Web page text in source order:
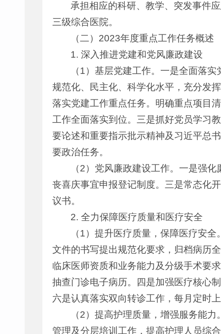
承担相应的科研、教学、突发事件
三级综合医院。
（二）2023年度重点工作任务概述
1. 深入推进党建和党风廉政建设
（1）基层党建工作。一是全面落
规范化、民主化、科学化水平，充分发
落实党建工作重点任务。明确重点项目
工作全面落实到位。三是抓好党员学习
要论述和重要指示批示精神及习近平总
要政治任务。
（2）党风廉政建设工作。一是强
丧喜庆事宜申报登记制度。三是常态化
议书。
2. 全力保障医疗质量和医疗安全
（1）提升医疗质量，保障医疗安
文件的书写提出规范化要求，归档病历
临床医师资质和业务能力及分级手术要
抽查门诊电子病历。四是加强医疗核心
六是认真落实双向转诊工作，每月定时
（2）提高护理质量，增强服务能
管理及分层培训工作，提高护理人员综